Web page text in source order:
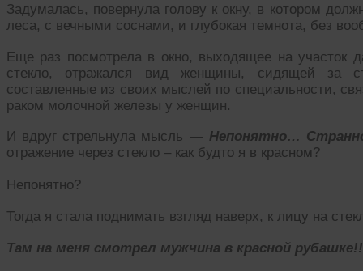
Задумалась, повернула голову к окну, в котором
леса, с вечными соснами, и глубокая темнота, без
Еще раз посмотрела в окно, выходящее на участок
стекло, отражался вид женщины, сидящей за
составленные из своих мыслей по специальности,
раком молочной железы у женщин.
И вдруг стрельнула мысль — Непонятно…
отражение через стекло – как будто я в красном?
Непонятно?
Тогда я стала поднимать взгляд наверх, к лицу на
Там на меня смотрел мужчина в красной